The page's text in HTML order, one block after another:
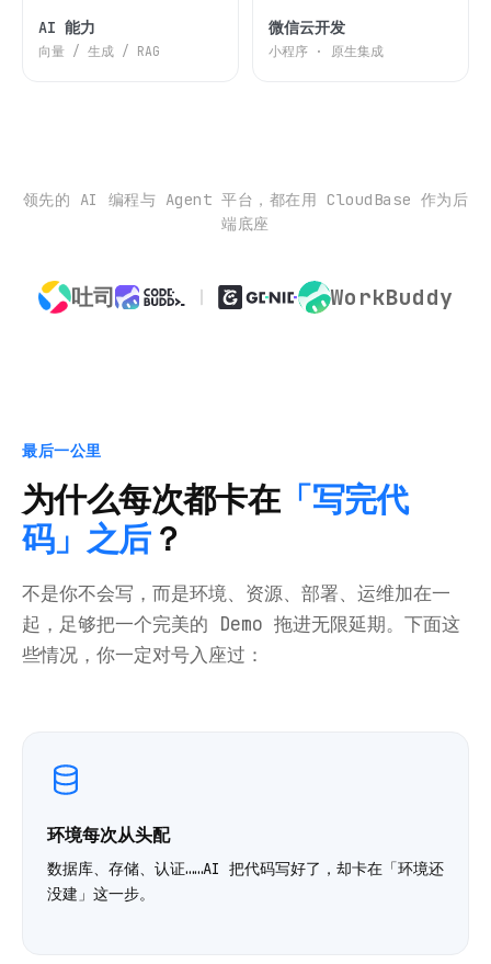
AI 能力
向量 / 生成 / RAG
微信云开发
小程序 · 原生集成
领先的 AI 编程与 Agent 平台，都在用 CloudBase 作为后
端底座
吐司 WorkBuddy
最后一公里
为什么每次都卡在「写完代
码」之后？
不是你不会写，而是环境、资源、部署、运维加在一
起，足够把一个完美的 Demo 拖进无限延期。下面这
些情况，你一定对号入座过：
环境每次从头配
数据库、存储、认证……AI 把代码写好了，却卡在「环境还
没建」这一步。